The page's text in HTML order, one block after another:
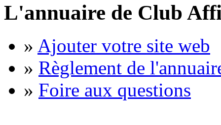
L'annuaire de Club
» Ajouter votre site web
» Règlement de
» Foire aux questions